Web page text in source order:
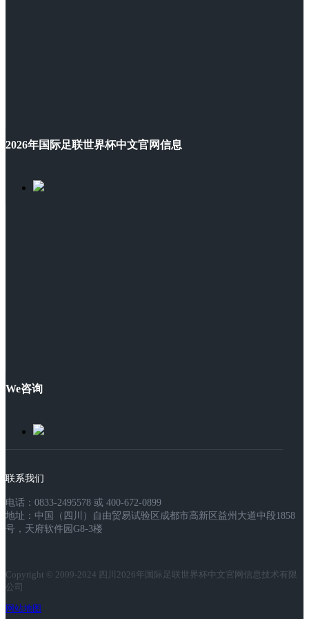
2026年国际足联世界杯中文官网信息
We咨询
联系我们
电话：0833-2495578 或 400-672-0899
地址：中国（四川）自由贸易试验区成都市高新区益州大道中段1858
号，天府软件园G8-3楼
Copyright © 2009-2024 四川2026年国际足联世界杯中文官网信息技术有限
公司
网站地图